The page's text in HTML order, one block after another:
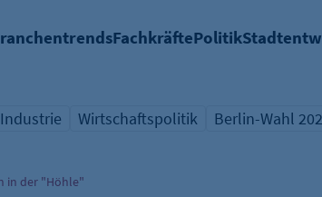
FachkräftePolitik
Übersicht Schlagwort
Industrie
Übersicht Schlagwort
Wirtschaftspolitik
Übersicht
Berlin-Wahl
in der "Höhle"